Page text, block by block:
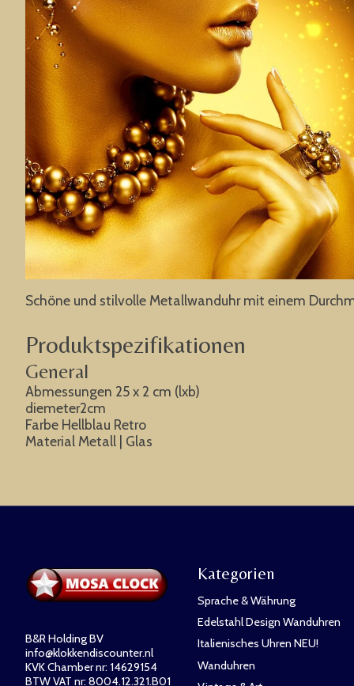
Schöne und stilvolle Metallwanduhr mit einem
Produktspezifikationen
General
Abmessungen 25 x 2 cm (lxb)
diemeter2cm
Farbe Hellblau Retro
Material Metall | Glas
B&R Holding BV
info@klokkendiscounter.nl
KVK Chamber nr: 14629154
BTW VAT nr: 8004.12.321.B01
Kategorien
Sprache & Währung
Edelstahl Design Wanduhren
Italienisches Uhren NEU!
Wanduhren